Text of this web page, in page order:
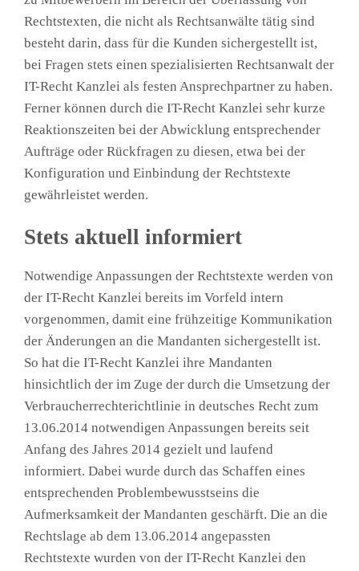
Rechtstexten, die nicht als Rechtsanwälte tätig sind
besteht darin, dass für die Kunden sichergestellt ist,
bei Fragen stets einen spezialisierten Rechtsanwalt der
IT-Recht Kanzlei als festen Ansprechpartner zu haben.
Ferner können durch die IT-Recht Kanzlei sehr kurze
Reaktionszeiten bei der Abwicklung entsprechender
Aufträge oder Rückfragen zu diesen, etwa bei der
Konfiguration und Einbindung der Rechtstexte
gewährleistet werden.
Stets aktuell informiert
Notwendige Anpassungen der Rechtstexte werden von
der IT-Recht Kanzlei bereits im Vorfeld intern
vorgenommen, damit eine frühzeitige Kommunikation
der Änderungen an die Mandanten sichergestellt ist.
So hat die IT-Recht Kanzlei ihre Mandanten
hinsichtlich der im Zuge der durch die Umsetzung der
Verbraucherrechterichtlinie in deutsches Recht zum
13.06.2014 notwendigen Anpassungen bereits seit
Anfang des Jahres 2014 gezielt und laufend
informiert. Dabei wurde durch das Schaffen eines
entsprechenden Problembewusstseins die
Aufmerksamkeit der Mandanten geschärft. Die an die
Rechtslage ab dem 13.06.2014 angepassten
Rechtstexte wurden von der IT-Recht Kanzlei den